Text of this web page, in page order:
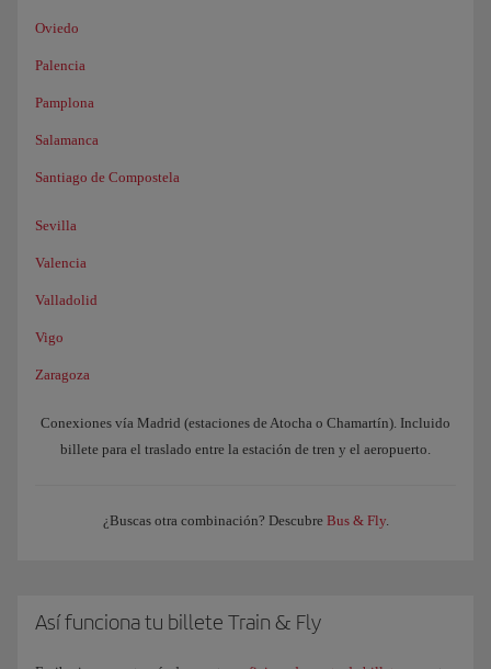
Oviedo
Palencia
Pamplona
Salamanca
Santiago de Compostela
Sevilla
Valencia
Valladolid
Vigo
Zaragoza
Conexiones vía Madrid (estaciones de Atocha o Chamartín). Incluido
billete para el traslado entre la estación de tren y el aeropuerto.
¿Buscas otra combinación? Descubre Bus & Fly.
Así funciona tu billete Train & Fly